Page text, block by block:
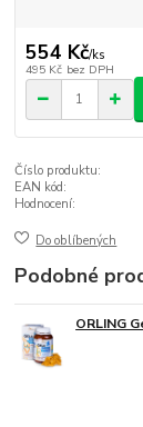
554 Kč/ks
495 Kč bez DPH
Číslo produktu:
EAN kód:
Hodnocení:
Do oblíbených
Podobné
ORLING